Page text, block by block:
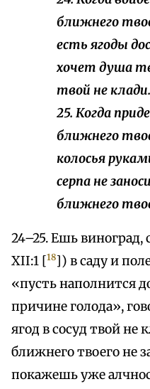
ближнего
есть ягоды
хочет душа
твой не клади.
25. Когда
ближнего
колосья
серпа не
ближнего
24–25. Ешь
XII:1 [18]) в саду и
«пусть наполнится
причине голода»,
ягод в сосуд твой не
ближнего твоего не
покажешь уже